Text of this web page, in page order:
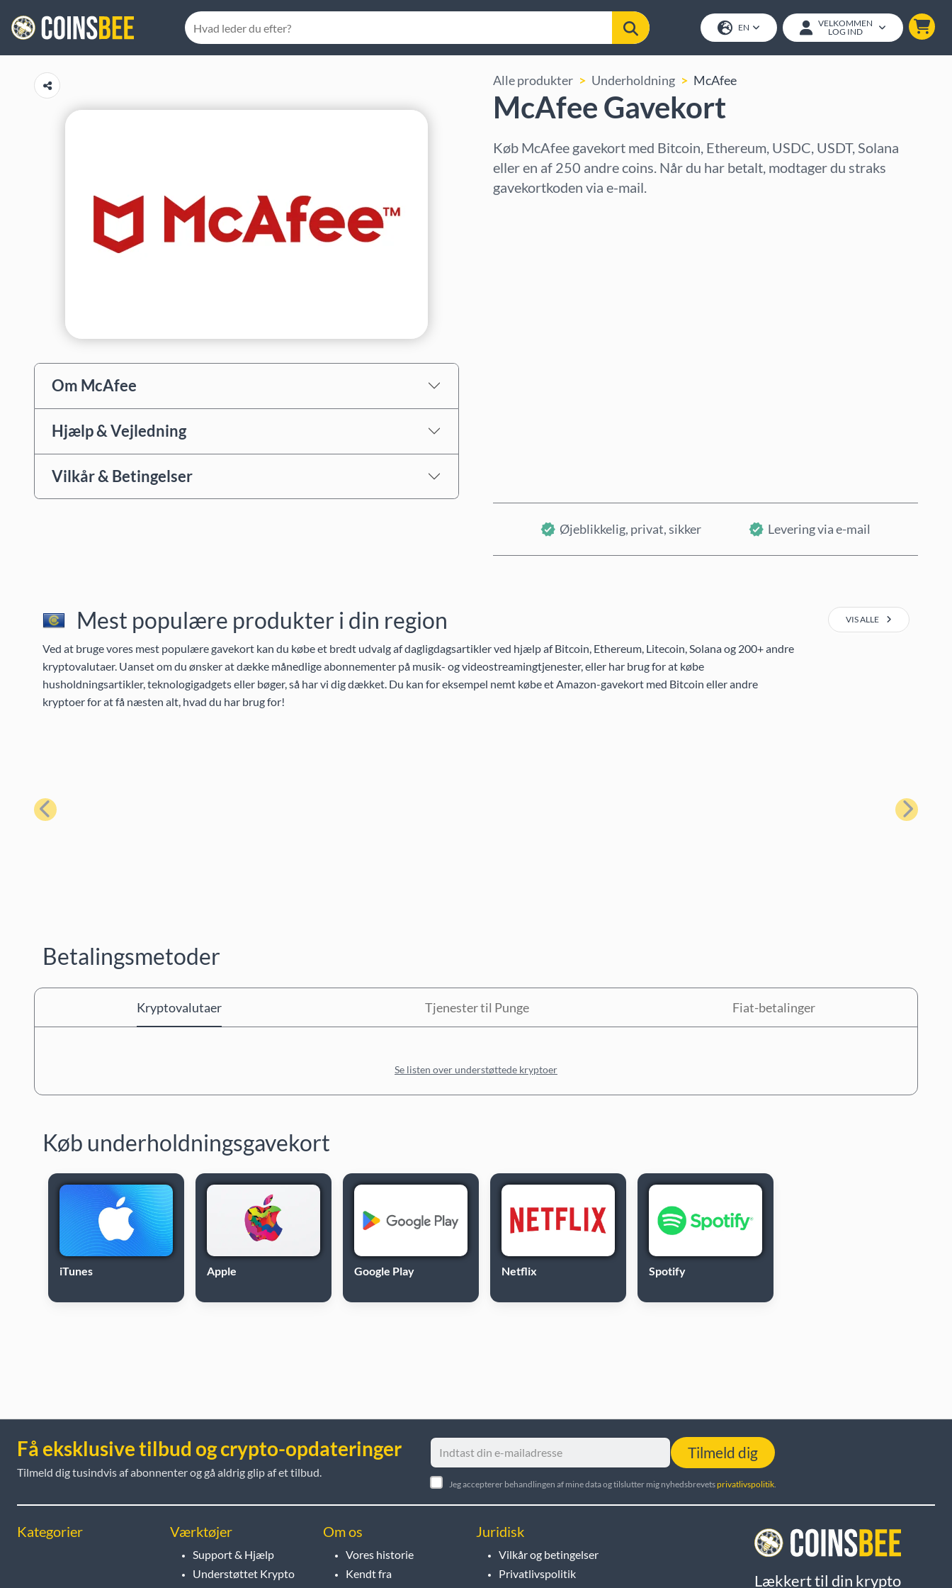
EN
VELKOMMEN
LOG IND
Om McAfee
Hjælp & Vejledning
Vilkår & Betingelser
Alle produkter Underholdning McAfee
McAfee Gavekort
Køb McAfee gavekort med Bitcoin, Ethereum, USDC, USDT, Solana
eller en af 250 andre coins. Når du har betalt, modtager du straks
gavekortkoden via e-mail.
Øjeblikkelig, privat, sikker Levering via e-mail
Mest populære produkter i din region
Ved at bruge vores mest populære gavekort kan du købe et bredt udvalg af dagligdagsartikler ved hjælp af Bitcoin, Ethereum, Litecoin, Solana og 200+ andre
kryptovalutaer. Uanset om du ønsker at dække månedlige abonnementer på musik- og videostreamingtjenester, eller har brug for at købe
husholdningsartikler, teknologigadgets eller bøger, så har vi dig dækket. Du kan for eksempel nemt købe et Amazon-gavekort med Bitcoin eller andre
kryptoer for at få næsten alt, hvad du har brug for!
VIS ALLE
Forrige Næste
Betalingsmetoder
Kryptovalutaer Tjenester til Punge Fiat-betalinger
Se listen over understøttede kryptoer
Køb underholdningsgavekort
iTunes Apple Google Play Netflix Spotify
Få eksklusive tilbud og crypto-opdateringer
Tilmeld dig tusindvis af abonnenter og gå aldrig glip af et tilbud.
Tilmeld dig
Jeg accepterer behandlingen af mine data og tilslutter mig nyhedsbrevetsprivatlivspolitik.
Kategorier Værktøjer
Support & Hjælp
Understøttet Krypto
Om os
Vores historie
Kendt fra
Juridisk
Vilkår og betingelser
Privatlivspolitik
Lækkert til din krypto